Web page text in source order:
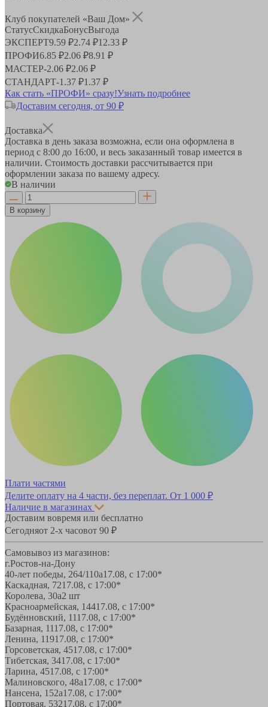
Клуб покупателей «Ваш Дом»
СтатусСкидкаБонусВыгода
ЭКСПЕРТ9.59 ₽2.74 ₽12.33 ₽
ПРОФИ6.85 ₽2.06 ₽8.91 ₽
МАСТЕР-2.06 ₽2.06 ₽
СТАНДАРТ-1.37 ₽1.37 ₽
Как стать «ПРОФИ» сразу!Узнать подробнее
Доставим сегодня, от 90 ₽
Доставка
Доставка в день заказа возможна, если она оформлена в
период с 8:00 до 16:00, и весь заказанный товар имеется в
наличии. Стоимость доставки рассчитывается при
оформлении заказа по вашему адресу.
В наличии
В корзину
Плати частями
Делите оплату на 4 части, без переплат. От 1 000 ₽
Наличие в магазинах
Доставим вовремя или бесплатно
Сегодняот 2-х часовот 90 ₽
Самовывоз из магазинов:
г.Ростов-на-Дону
40-лет победы, 264/110а17.08, с 17:00*
Каскадная, 7217.08, с 17:00*
Королева, 30а2 шт
Красноармейская, 14417.08, с 17:00*
Будённовский, 1117.08, с 17:00*
Базарная, 1117.08, с 17:00*
Ленина, 11917.08, с 17:00*
Горсоветская, 4517.08, с 17:00*
Тибетская, 3417.08, с 17:00*
Ларина, 4517.08, с 17:00*
Малиновского, 48а17.08, с 17:00*
Нансена, 152а17.08, с 17:00*
Портовая, 53217.08, с 17:00*